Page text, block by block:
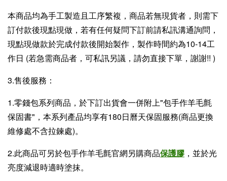
本商品均為手工製造且工序繁複，商品若無現貨者，則需下
訂付款後現點現做，若有任何疑問下訂前請私訊溝通詢問，
現點現做款於完成付款後開始製作，製作時間約為10-14工
作日 (若急需商品者，可私訊另議，請勿直接下單，謝謝!! )
3.售後服務：
1.零錢包系列商品，於下訂出貨會一併附上"包手作羊毛氈
保固書"，本系列產品均享有180日曆天保固服務(商品更換
維修處不含拉鍊處)。
2.此商品可另於包手作羊毛氈官網另購商品保護膠，並於光
亮度減退時適時塗抹。